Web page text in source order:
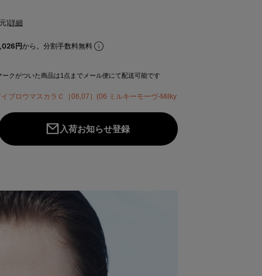
)詳細
円から。分割手数料無料
ークがついた商品は1点までメール便にて配送可能です
ブロウマスカラＣ［06,07］(06 ミルキーモーヴ-Milky
入荷お知らせ登録